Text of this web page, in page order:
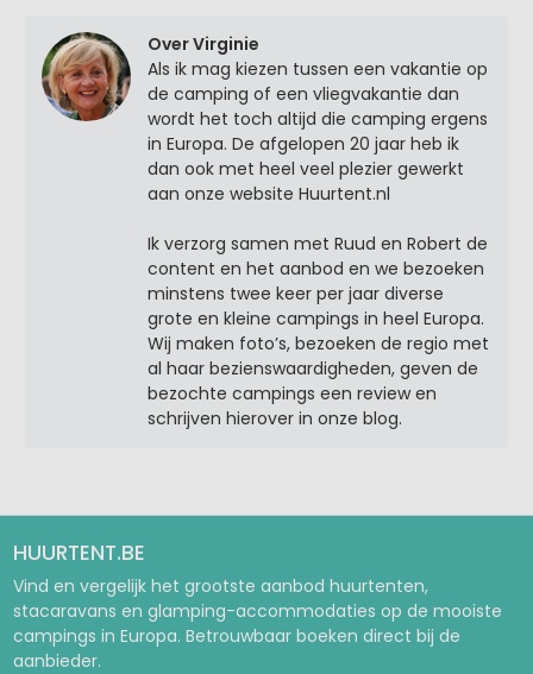
Over Virginie
Als ik mag kiezen tussen een vakantie op
de camping of een vliegvakantie dan
wordt het toch altijd die camping ergens
in Europa. De afgelopen 20 jaar heb ik
dan ook met heel veel plezier gewerkt
aan onze website Huurtent.nl
Ik verzorg samen met Ruud en Robert de
content en het aanbod en we bezoeken
minstens twee keer per jaar diverse
grote en kleine campings in heel Europa.
Wij maken foto’s, bezoeken de regio met
al haar bezienswaardigheden, geven de
bezochte campings een review en
schrijven hierover in onze blog.
HUURTENT.BE
Vind en vergelijk het grootste aanbod huurtenten,
stacaravans en glamping-accommodaties op de mooiste
campings in Europa. Betrouwbaar boeken direct bij de
aanbieder.